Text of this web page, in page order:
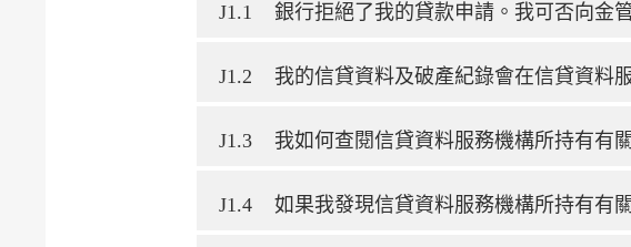
J1.1 銀行拒絕了我的貸款申請。我可否向金
J1.2 我的信貸資料及破產紀錄會在信貸資料
J1.3 我如何查閱信貸資料服務機構所持有有
J1.4 如果我發現信貸資料服務機構所持有有